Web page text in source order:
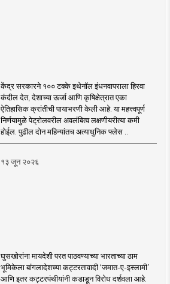
केंद्र सरकारने १०० टक्के इथेनॉल इंधनवापराला हिरवा
कंदील देत, देशाच्या ऊर्जा आणि कृषिक्षेत्रात एका
ऐतिहासिक क्रांतीची पायाभरणी केली आहे. या महत्त्वपूर्ण
निर्णयामुळे पेट्रोलवरील अवलंबित्व लक्षणीयरीत्या कमी
होईल. पुढील दोन महिन्यांतच अत्याधुनिक फ्लेस ..
१३ जून २०२६
घुसखोरांना मायदेशी परत पाठवण्याच्या भारताच्या ठाम
भूमिकेला बांगलादेशच्या कट्टरतावादी ‘जमात-ए-इस्लामी’
आणि इतर कट्टरपंथीयांनी कडाडून विरोध दर्शवला आहे.